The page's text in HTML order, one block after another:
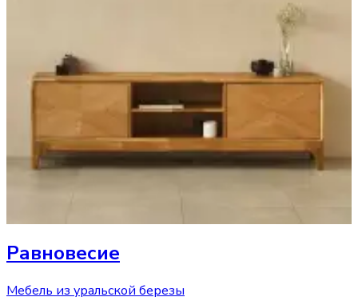
Равновесие
Мебель из уральской березы